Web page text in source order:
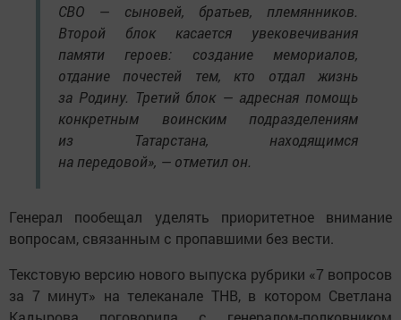
СВО — сыновей, братьев, племянников.
Второй блок касается увековечивания
памяти героев: создание мемориалов,
отдание почестей тем, кто отдал жизнь
за Родину. Третий блок — адресная помощь
конкретным воинским подразделениям
из Татарстана, находящимся
на передовой», — отметил он.
Генерал пообещал уделять приоритетное внимание
вопросам, связанным с пропавшими без вести.
Текстовую версию нового выпуска рубрики «7 вопросов
за 7 минут» на телеканале ТНВ, в котором Светлана